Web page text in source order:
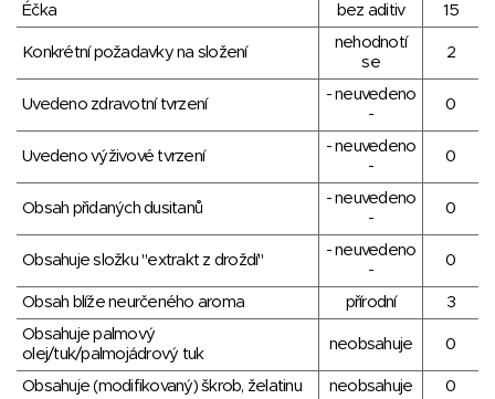
Éčka
bez aditiv 15
Konkrétní požadavky na složení
nehodnotí
se
2
Uvedeno zdravotní tvrzení
- neuvedeno
-
0
Uvedeno výživové tvrzení
- neuvedeno
-
0
Obsah přidaných dusitanů
- neuvedeno
-
0
Obsahuje složku "extrakt z droždí"
- neuvedeno
-
0
Obsah blíže neurčeného aroma přírodní
3
Obsahuje palmový
olej/tuk/palmojádrový tuk
neobsahuje 0
Obsahuje (modifikovaný) škrob, želatinu neobsahuje 0